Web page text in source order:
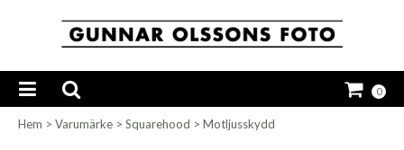
0
Hem > Varumärke > Squarehood > Motljusskydd